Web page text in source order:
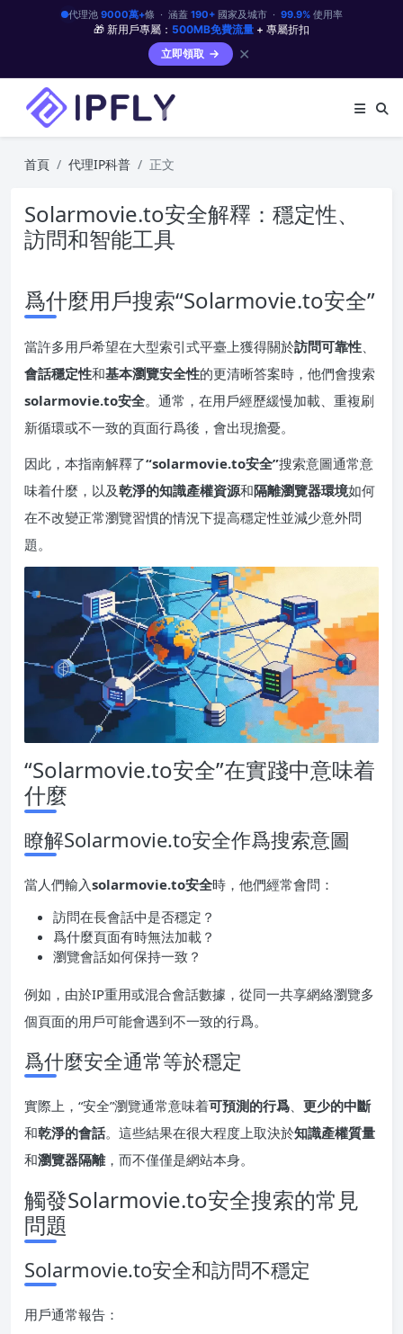
代理池 9000萬+條 · 涵蓋 190+國家及城市 · 99.9%使用率
🎁 新用戶專屬： 500MB免費流量 + 專屬折扣
立即領取
✕
首頁 代理IP科普 正文
Solarmovie.to安全解釋：穩定性、
訪問和智能工具
爲什麼用戶搜索“Solarmovie.to安全”
當許多用戶希望在大型索引式平臺上獲得關於訪問可靠性、
會話穩定性和基本瀏覽安全性的更清晰答案時，他們會搜索
solarmovie.to安全。通常，在用戶經歷緩慢加載、重複刷
新循環或不一致的頁面行爲後，會出現擔憂。
因此，本指南解釋了“solarmovie.to安全”搜索意圖通常意
味着什麼，以及乾淨的知識產權資源和隔離瀏覽器環境如何
在不改變正常瀏覽習慣的情況下提高穩定性並減少意外問
題。
“Solarmovie.to安全”在實踐中意味着
什麼
瞭解Solarmovie.to安全作爲搜索意圖
當人們輸入solarmovie.to安全時，他們經常會問：
訪問在長會話中是否穩定？
爲什麼頁面有時無法加載？
瀏覽會話如何保持一致？
例如，由於IP重用或混合會話數據，從同一共享網絡瀏覽多
個頁面的用戶可能會遇到不一致的行爲。
爲什麼安全通常等於穩定
實際上，“安全”瀏覽通常意味着可預測的行爲
更少的中斷
和乾淨的會話。這些結果在很大程度上取決於知識產權質量
和瀏覽器隔離，而不僅僅是網站本身。
觸發Solarmovie.to安全搜索的常見
問題
Solarmovie.to安全和訪問不穩定
用戶通常報告：